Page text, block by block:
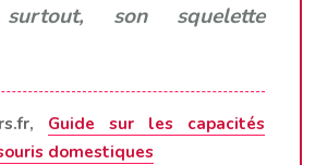
son squelette
Guide sur les capacités
domestiques